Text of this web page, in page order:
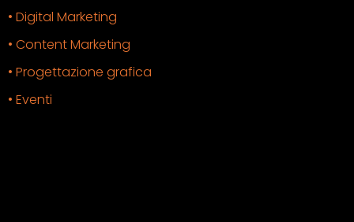
• Digital Marketing
• Content Marketing
• Progettazione grafica
• Eventi